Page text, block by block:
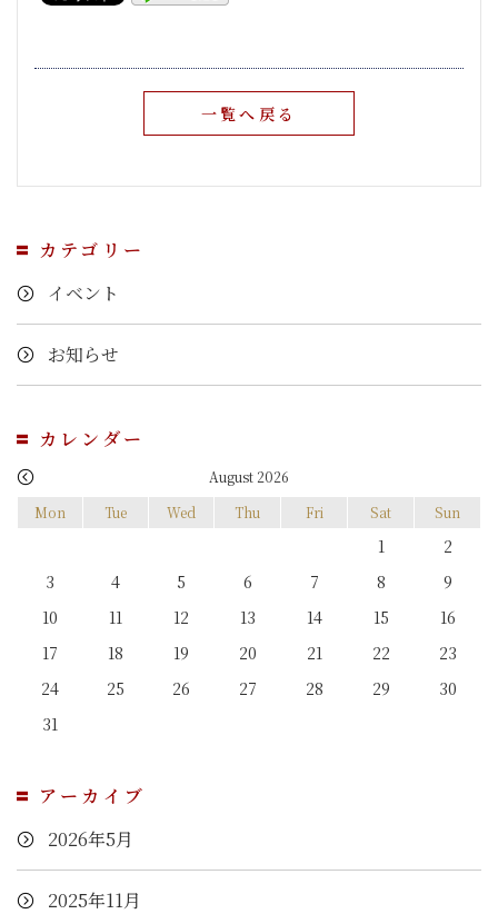
一覧へ戻る
カテゴリー
イベント
お知らせ
カレンダー
August 2026
Mon
Tue Wed Thu Fri Sat Sun
1
2
3
4 5 6 7 8
9
10
11 12 13 14 15
16
17
18 19 20 21 22
23
24
25 26 27 28 29
30
31
アーカイブ
2026年5月
2025年11月